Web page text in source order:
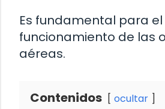
Es fundamental para
funcionamiento de las
aéreas.
Contenidos ocultar